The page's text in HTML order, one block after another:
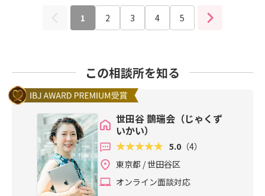
「補完しあえる」からうまくいく３
＆５、２＆３２＆４ となります。
のは、「自分が独身だったら絶対使
いたい！」と思ったから。婚活未経
験の私が実態を知らなかったよう
いのチャンスがないだけでパートナ
る！！と強く思ったからです。 婚活
♦️結婚相談所、といっても実態は
様々♦️仕組みが意外とわかりにく
い ということ。 そして、実際に自分
が結婚相談所を開所し、多くの方に
出会う中で感じたのは、♦️結婚相談
所選びを間違えた方が多い♦️結婚相
1 2 3 4 5
この相談所を知る
世田谷 鵲瑞会（じゃくず
いかい）
5.0 （4）
東京都 / 世田谷区
オンライン面談対応